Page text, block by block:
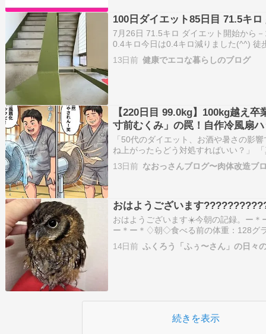
100日ダイエット85日目 71.5キ
7月26日 71.5キロ ダイエット開始から
0.4キロ今日は0.4キロ減りました(^^) 徒
ノルマ達成の1週間でした。 体脂肪率
2％(開始時24.9％) 前日＋0.8％体…
13日前 健康でエコな暮らしのブログ
【220日目 99.0kg】100kg越え
寸前むくみ」の罠！自作冷風扇
猛暑部屋をねじ伏せた夜
「50代のダイエット、お酒や暑さの影
ね上がったらどう対処すればいい？」
食欲や体調を崩さずにカロミルでカロ
が知りたい」 そんな、夏場の不調や突
13日前 なおっさんブログ〜肉体改造ブ
おはようございます
おはようございます☀️今朝の記録。ー＊
ー＊ー＊♢朝◇食べる前の体重：128グ
ズラサプリ：なし食べた量：5グラムペ
＊ー＊ー＊ー＊ー＊ー＊♪ふぅ〜さんの
14日前 ふくろう「ふぅ〜さん」の日々
続きを表示